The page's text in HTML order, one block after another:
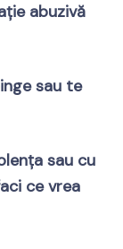
abuzivă
sau te
sau cu
ce vrea